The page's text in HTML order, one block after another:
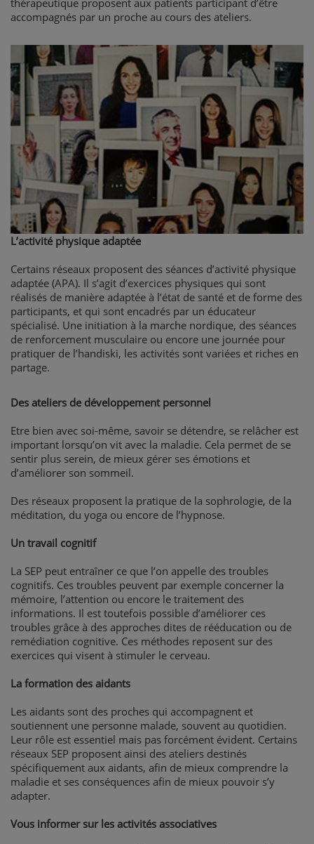
thérapeutique proposent aux patients participant d’être
accompagnés par un proche au cours des ateliers.
L’activité physique adaptée
Certains réseaux proposent des séances d’activité physique
adaptée (APA). Il s’agit d’exercices physiques qui sont
réalisés de manière adaptée à l’état de santé et de forme des
participants, et qui sont encadrés par un éducateur
spécialisé. Une initiation à la marche nordique, des séances
de renforcement musculaire ou encore une journée pour
pratiquer de l’handiski, les activités sont variées et riches en
partage.
Des ateliers de développement personnel
Etre bien avec soi-même, savoir se détendre, se relâcher est
important lorsqu’on vit avec la maladie. Cela permet de se
sentir plus serein, de mieux gérer ses émotions et
d’améliorer son sommeil.
Des réseaux proposent la pratique de la sophrologie, de la
méditation, du yoga ou encore de l’hypnose.
Un travail cognitif
La SEP peut entraîner ce que l’on appelle des troubles
cognitifs. Ces troubles peuvent par exemple concerner la
mémoire, l’attention ou encore le traitement des
informations. Il est toutefois possible d’améliorer ces
troubles grâce à des approches dites de rééducation ou de
remédiation cognitive. Ces méthodes reposent sur des
exercices qui visent à stimuler le cerveau.
La formation des aidants
Les aidants sont des proches qui accompagnent et
soutiennent une personne malade, souvent au quotidien.
Leur rôle est essentiel mais pas forcément évident. Certains
réseaux SEP proposent ainsi des ateliers destinés
spécifiquement aux aidants, afin de mieux comprendre la
maladie et ses conséquences afin de mieux pouvoir s’y
adapter.
Vous informer sur les activités associatives